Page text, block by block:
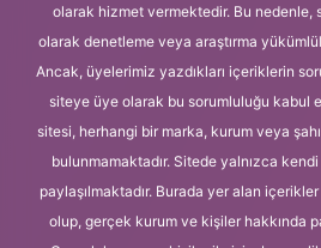
olarak hizmet vermektedir. Bu
olarak denetleme veya araştırma
Ancak, üyelerimiz yazdıkları içeriklerin
siteye üye olarak bu sorumluluğu kabul
sitesi, herhangi bir marka, kurum veya
bulunmamaktadır. Sitede yalnızca kendi
paylaşılmaktadır. Burada yer alan
olup, gerçek kurum ve kişiler hakkında